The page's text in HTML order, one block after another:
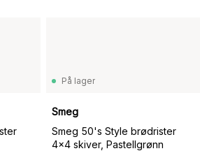
På lager
Smeg
Smeg 50's Style brødrister
4x4 skiver, Pastellgrønn